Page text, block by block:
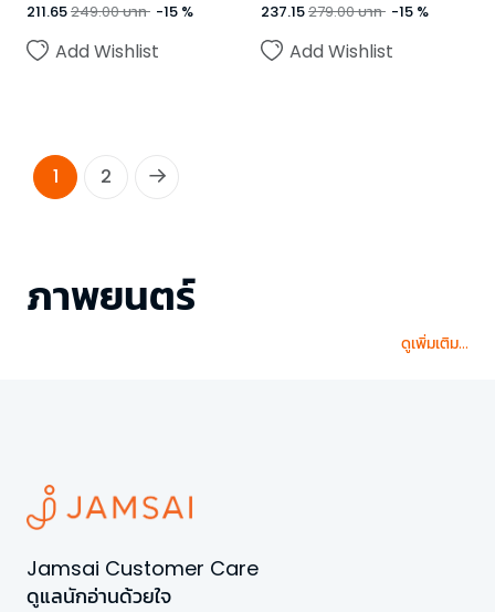
211.65249.00บาท -15 %
Add Wishlist
237.15279.00บาท -15 %
Add Wishlist
1 2
ภาพยนตร์
ดูเพิ่มเติม...
Jamsai Customer Care
ดูแลนักอ่านด้วยใจ